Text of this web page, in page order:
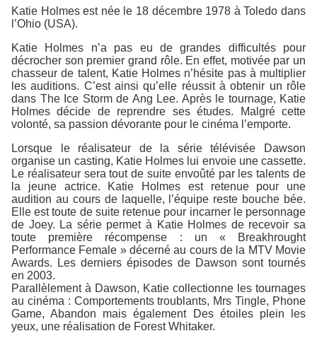
Katie Holmes est née le 18 décembre 1978 à Toledo dans
l’Ohio (USA).
Katie Holmes n’a pas eu de grandes difficultés pour
décrocher son premier grand rôle. En effet, motivée par un
chasseur de talent, Katie Holmes n’hésite pas à multiplier
les auditions. C’est ainsi qu’elle réussit à obtenir un rôle
dans The Ice Storm de Ang Lee. Après le tournage, Katie
Holmes décide de reprendre ses études. Malgré cette
volonté, sa passion dévorante pour le cinéma l’emporte.
Lorsque le réalisateur de la série télévisée Dawson
organise un casting, Katie Holmes lui envoie une cassette.
Le réalisateur sera tout de suite envoûté par les talents de
la jeune actrice. Katie Holmes est retenue pour une
audition au cours de laquelle, l’équipe reste bouche bée.
Elle est toute de suite retenue pour incarner le personnage
de Joey. La série permet à Katie Holmes de recevoir sa
toute première récompense : un « Breakhrought
Performance Female » décerné au cours de la MTV Movie
Awards. Les derniers épisodes de Dawson sont tournés
en 2003.
Parallèlement à Dawson, Katie collectionne les tournages
au cinéma : Comportements troublants, Mrs Tingle, Phone
Game, Abandon mais également Des étoiles plein les
yeux, une réalisation de Forest Whitaker.